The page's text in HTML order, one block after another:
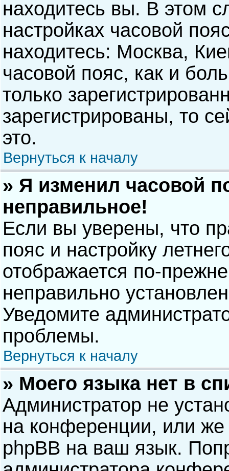
находитесь вы. В этом
настройках часовой
находитесь: Москва,
часовой пояс, как и
только
зарегистрированы, то
это.
Вернуться к началу
» Я изменил часовой
неправильное!
Если вы уверены, что
пояс и настройку
отображается по-
неправильно
Уведомите
проблемы.
Вернуться к началу
» Моего языка нет в
Администратор не
на конференции, или же
phpBB на ваш язык.